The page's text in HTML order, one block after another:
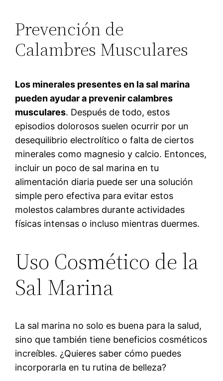
Prevención de
Calambres Musculares
Los minerales presentes en la sal marina
pueden ayudar a prevenir calambres
musculares. Después de todo, estos
episodios dolorosos suelen ocurrir por un
desequilibrio electrolítico o falta de ciertos
minerales como magnesio y calcio. Entonces,
incluir un poco de sal marina en tu
alimentación diaria puede ser una solución
simple pero efectiva para evitar estos
molestos calambres durante actividades
físicas intensas o incluso mientras duermes.
Uso Cosmético de la
Sal Marina
La sal marina no solo es buena para la salud,
sino que también tiene beneficios cosméticos
increíbles. ¿Quieres saber cómo puedes
incorporarla en tu rutina de belleza?